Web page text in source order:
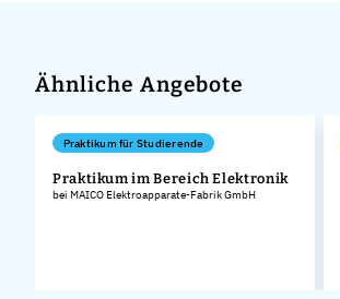
Ähnliche Angebote
Praktikum für Studierende
Praktikum im Bereich Elektronik
bei MAICO Elektroapparate-Fabrik GmbH